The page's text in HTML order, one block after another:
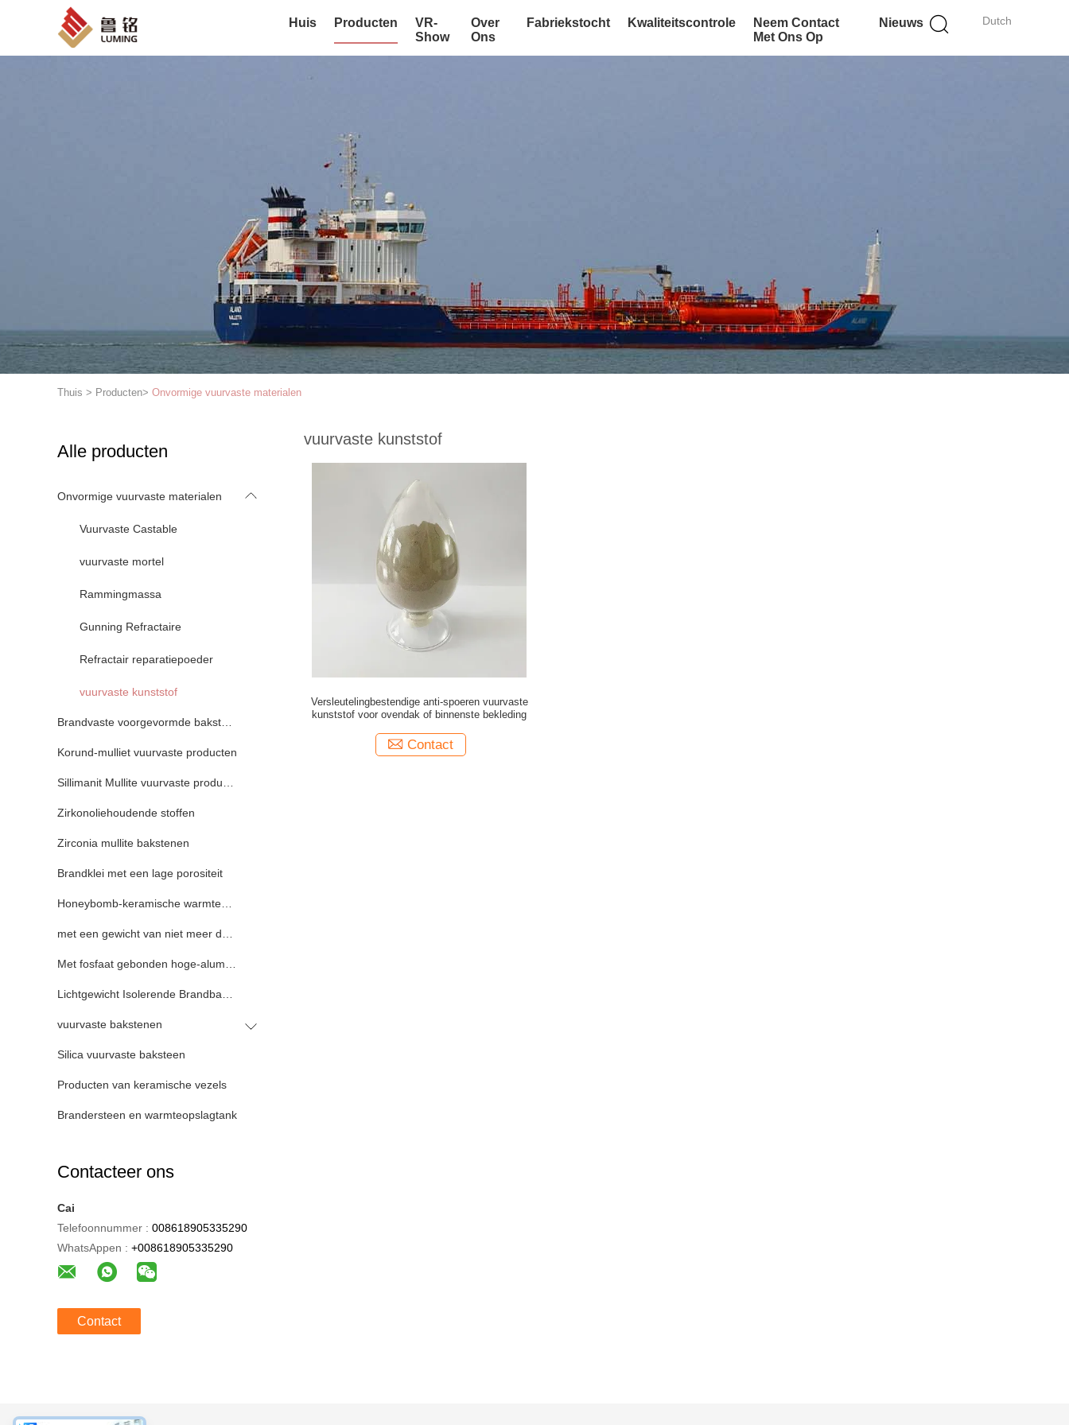
Dutch
Huis Producten
VR-
Show
Over
Ons
Fabriekstocht Kwaliteitscontrole
Neem Contact
Met Ons Op
Nieuws
Thuis > Producten> Onvormige vuurvaste materialen
Alle producten
Onvormige vuurvaste materialen
Vuurvaste Castable
vuurvaste mortel
Rammingmassa
Gunning Refractaire
Refractair reparatiepoeder
vuurvaste kunststof
Korund-mulliet vuurvaste producten
Zirkonoliehoudende stoffen
Zirconia mullite bakstenen
Brandklei met een lage porositeit
vuurvaste bakstenen
Silica vuurvaste baksteen
Producten van keramische vezels
Brandersteen en warmteopslagtank
Contacteer ons
Cai
Telefoonnummer : 008618905335290
WhatsAppen : +008618905335290
Contact
vuurvaste kunststof
Versleutelingbestendige anti-spoeren vuurvaste
kunststof voor ovendak of binnenste bekleding
Contact